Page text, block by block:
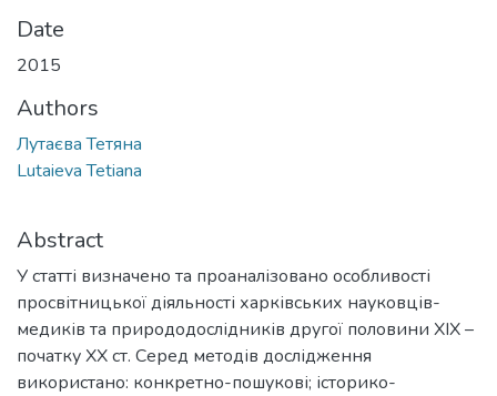
Date
2015
Authors
Лутаєва Тетяна
Lutaieva Tetiana
Abstract
У статті визначено та проаналізовано особливості
просвітницької діяльності харківських науковців-
медиків та природодослідників другої половини ХІХ –
початку ХХ ст. Серед методів дослідження
використано: конкретно-пошукові; історико-